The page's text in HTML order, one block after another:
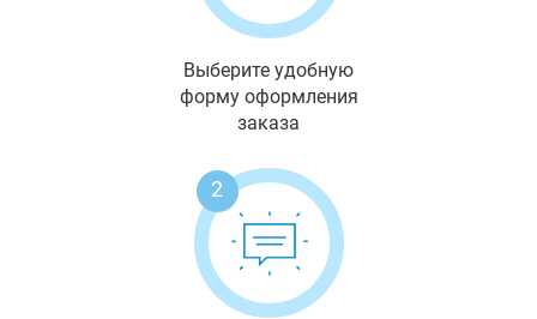
Выберите удобную
форму оформления
заказа
2